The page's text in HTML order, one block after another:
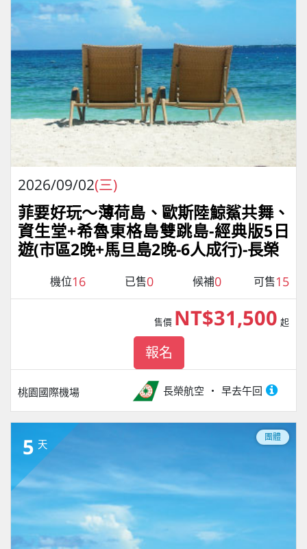
2026/09/02(三)
菲要好玩～薄荷島、歐斯陸鯨鯊共舞、
資生堂+希魯東格島雙跳島-經典版5日
遊(市區2晚+馬旦島2晚-6人成行)-長榮
機位16 已售0 候補0 可售15
桃園國際機場 長榮航空 早去午回
售價 NT$31,500 起
報名
5 天
團體